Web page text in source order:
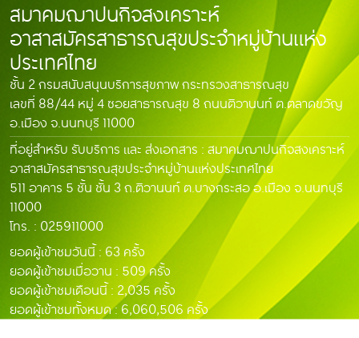
สมาคมฌาปนกิจสงเคราะห์
อาสาสมัครสาธารณสุขประจำหมู่บ้านแห่ง
ประเทศไทย
ชั้น 2 กรมสนับสนุนบริการสุขภาพ กระทรวงสาธารณสุข
เลขที่ 88/44 หมู่ 4 ซอยสาธารณสุข 8 ถนนติวานนท์ ต.ตลาดขวัญ
อ.เมือง จ.นนทบุรี 11000
ที่อยู่สำหรับ รับบริการ และ ส่งเอกสาร : สมาคมฌาปนกิจสงเคราะห์
อาสาสมัครสาธารณสุขประจำหมู่บ้านแห่งประเทศไทย
511 อาคาร 5 ชั้น ชั้น 3 ถ.ติวานนท์ ต.บางกระสอ อ.เมือง จ.นนทบุรี
11000
โทร. : 025911000
ยอดผู้เข้าชมวันนี้ : 63 ครั้ง
ยอดผู้เข้าชมเมื่อวาน : 509 ครั้ง
ยอดผู้เข้าชมเดือนนี้ : 2,035 ครั้ง
ยอดผู้เข้าชมทั้งหมด : 6,060,506 ครั้ง